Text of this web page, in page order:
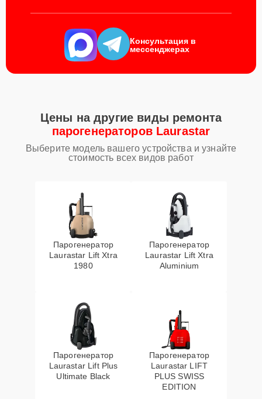
Консультация в
мессенджерах
Цены на другие виды ремонта
парогенераторов Laurastar
Выберите модель вашего устройства и узнайте
стоимость всех видов работ
Парогенератор
Laurastar Lift Xtra
1980
Парогенератор
Laurastar Lift Xtra
Aluminium
Парогенератор
Laurastar Lift Plus
Ultimate Black
Парогенератор
Laurastar LIFT
PLUS SWISS
EDITION